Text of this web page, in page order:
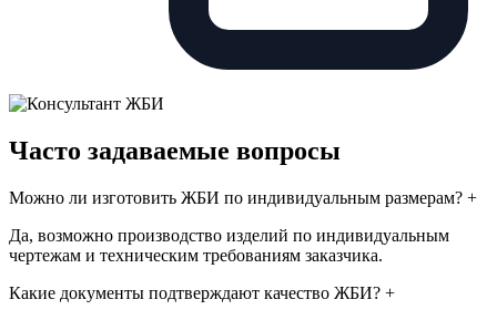
Часто задаваемые вопросы
Можно ли изготовить ЖБИ по индивидуальным размерам? +
Да, возможно производство изделий по индивидуальным
чертежам и техническим требованиям заказчика.
Какие документы подтверждают качество ЖБИ? +